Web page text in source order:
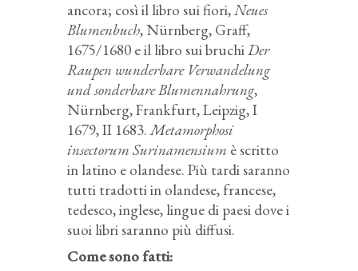
ancora; così il libro sui fiori,Neues
Blumenbuch, Nürnberg, Graff,
1675/1680 e il libro sui bruchiDer
Raupen wunderbare Verwandelung
und sonderbare Blumennahrung,
Nürnberg, Frankfurt, Leipzig, I
1679, II 1683.Metamorphosi
insectorum Surinamensium è scritto
in latino e olandese. Più tardi saranno
tutti tradotti in olandese, francese,
tedesco, inglese, lingue di paesi dove i
suoi libri saranno più diffusi.
Come sono fatti: